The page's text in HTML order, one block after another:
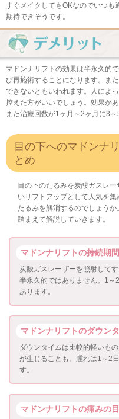
すぐメイクしてもOKなのでいつも
期待できそうです。
マドンナリフトの効果は半永久的
び再施術することになります。ま
できないともいわれます。人によ
控えた方がいいでしょう。効果が
また治療回数が1ヶ月～2ヶ月に3
目の下へのマドンナ
とめ
目の下のたるみを炭酸ガスレ
いリフトアップとして人気を
たるみを解消するのでしょう
踏まえて解説していきます。
マドンナリフトの持続期
炭酸ガスレーザーを照射して
半永久的ではありません。1
あります。
マドンナリフトのダウン
ダウンタイムは比較的軽いも
が生じることも。腫れは1～2
す。
マドンナリフトの痛みの